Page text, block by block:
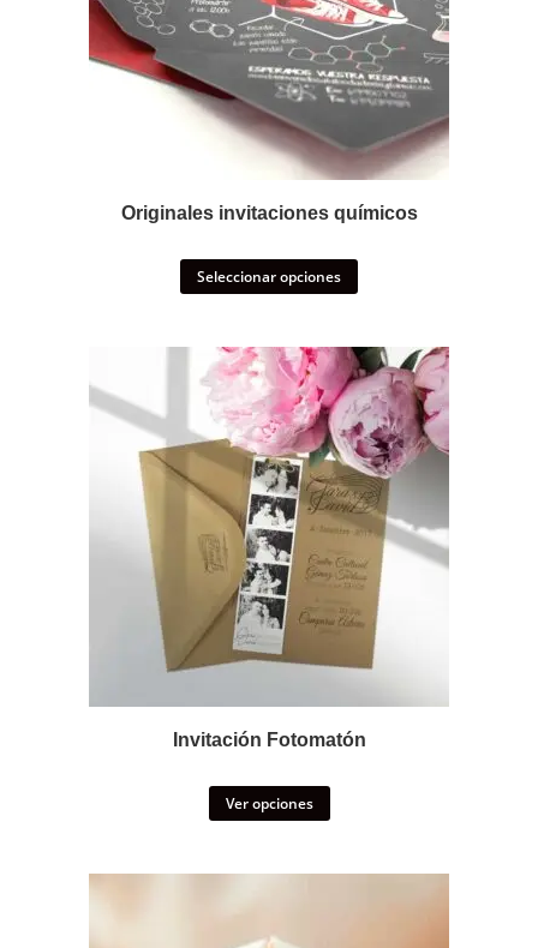
Originales invitaciones químicos
Seleccionar opciones
Invitación Fotomatón
Ver opciones